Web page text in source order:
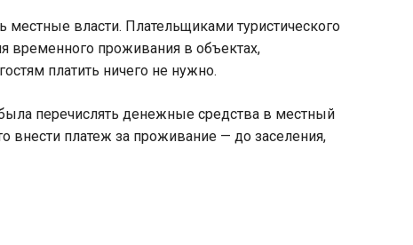
местные власти. Плательщиками туристического
временного проживания в объектах,
платить ничего не нужно.
перечислять денежные средства в местный
платеж за проживание — до заселения,